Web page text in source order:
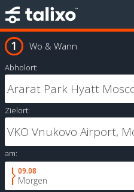
Wo & Wann
Abholort:
Zielort:
am:
09.08
Morgen